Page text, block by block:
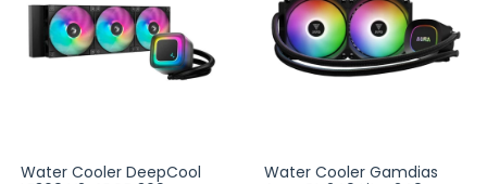
Water Cooler DeepCool
Water Cooler Gamdias